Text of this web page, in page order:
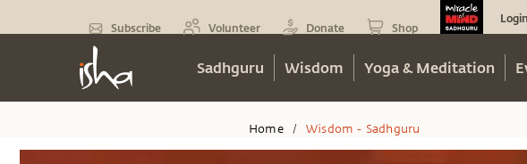
Subscribe Volunteer Donate Shop
Login
Sadhguru Wisdom Yoga & Meditation
Home / Wisdom - Sadhguru